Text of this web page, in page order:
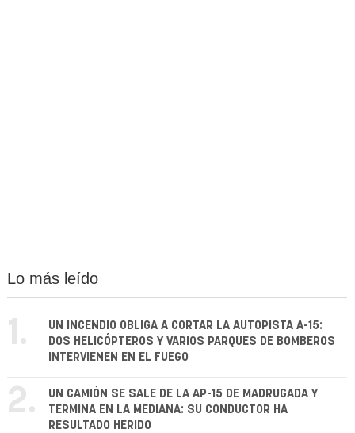
Lo más leído
1.
UN INCENDIO OBLIGA A CORTAR LA AUTOPISTA A-15:
DOS HELICÓPTEROS Y VARIOS PARQUES DE BOMBEROS
INTERVIENEN EN EL FUEGO
2.
UN CAMIÓN SE SALE DE LA AP-15 DE MADRUGADA Y
TERMINA EN LA MEDIANA: SU CONDUCTOR HA
RESULTADO HERIDO